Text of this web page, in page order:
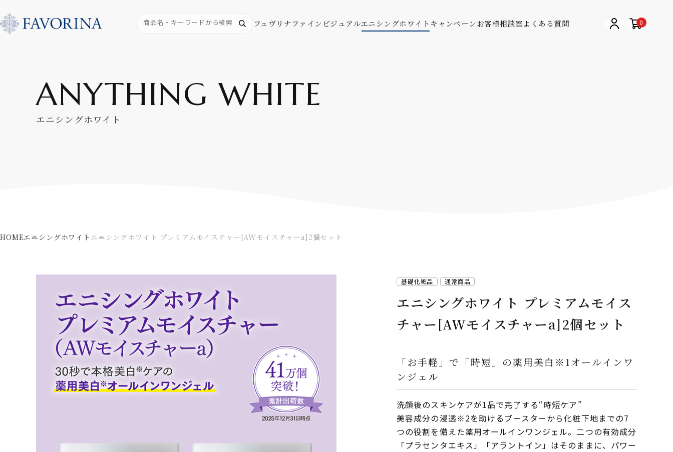
フェヴリナファインビジュアルエニシングホワイト キャンペーンお客様相談室よくある質問 0
ANYTHING WHITE
エニシングホワイト
HOMEエニシングホワイト エニシングホワイト プレミアムモイスチャー[AWモイスチャーa]2個セット
基礎化粧品 通常商品
エニシングホワイト プレミアムモイス
チャー[AWモイスチャーa]2個セット
「お手軽」で「時短」の薬用美白※1オールインワ
ンジェル
洗顔後のスキンケアが1品で完了する“時短ケア”
美容成分の浸透※2を助けるブースターから化粧下地までの7
つの役割を備えた薬用オールインワンジェル。二つの有効成分
「プラセンタエキス」「アラントイン」はそのままに、パワー